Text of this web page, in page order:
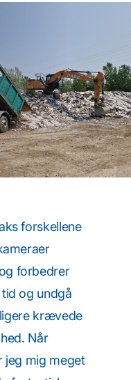
forskellene
forbedrer
og undgå
krævede
Når
jeg mig meget